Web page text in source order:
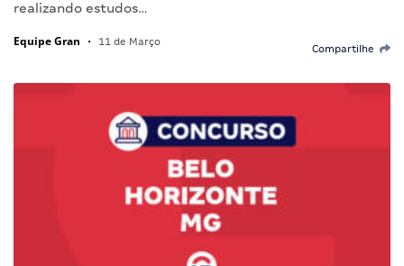
realizando estudos…
Equipe Gran • 11 de Março
Compartilhe